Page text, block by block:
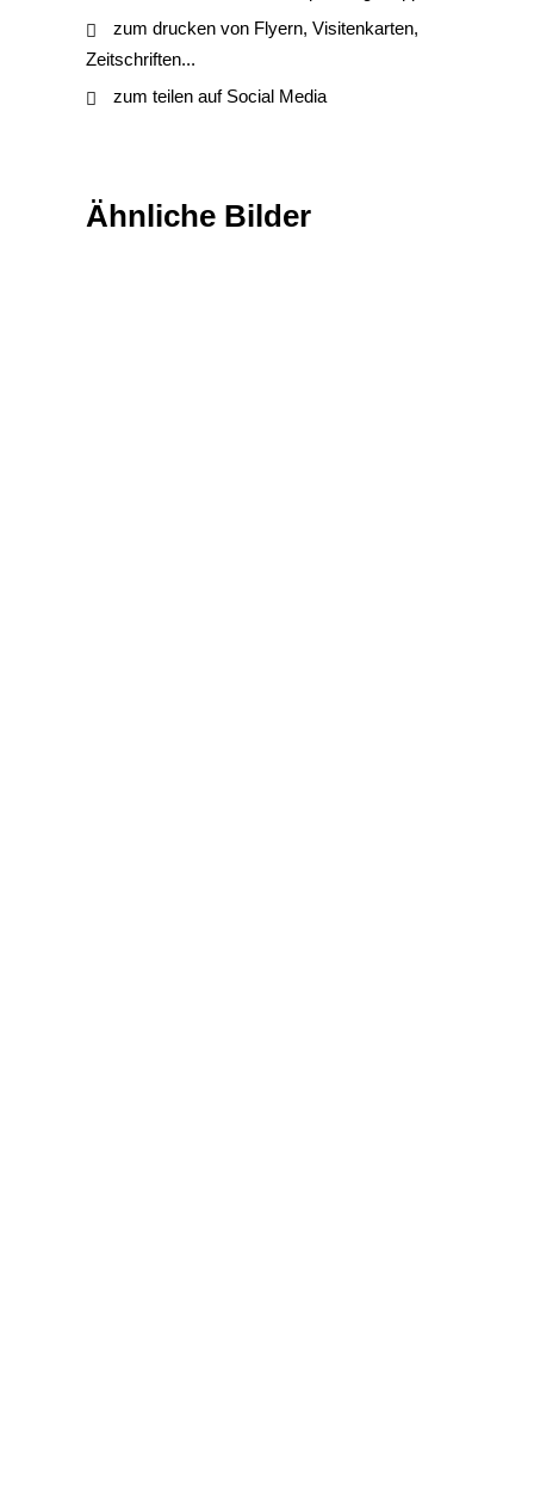
zum drucken von Flyern, Visitenkarten,
Zeitschriften...
zum teilen auf Social Media
Ähnliche Bilder